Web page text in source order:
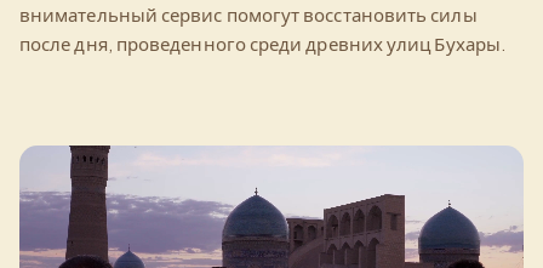
внимательный сервис помогут восстановить силы
после дня, проведенного среди древних улиц Бухары.